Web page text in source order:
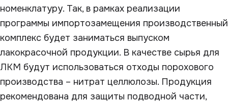
номенклатуру. Так, в рамках реализации
программы импортозамещения производственный
комплекс будет заниматься выпуском
лакокрасочной продукции. В качестве сырья для
ЛКМ будут использоваться отходы порохового
производства – нитрат целлюлозы. Продукция
рекомендована для защиты подводной части,